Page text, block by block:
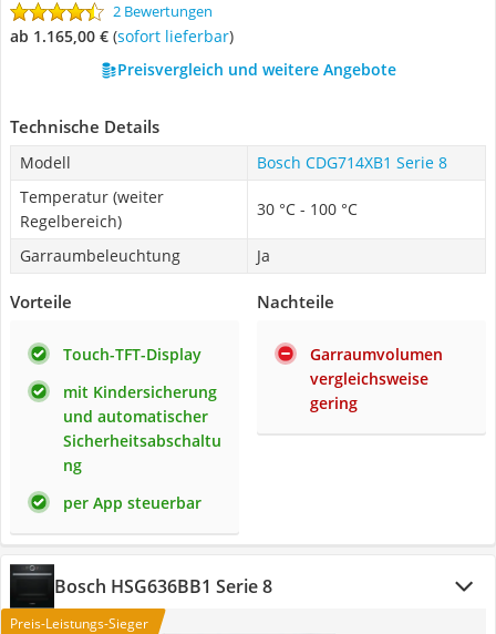
2 Bewertungen
ab 1.165,00 € ( Sofort lieferbar)
Preisvergleich und weitere Angebote
Technische Details
Modell
Bosch CDG714XB1 Serie 8
Temperatur (weiter
Regelbereich)
30 °C - 100 °C
Garraumbeleuchtung Ja
Vorteile
Touch-TFT-Display
mit Kindersicherung
und automatischer
Sicherheitsabschaltu
ng
per App steuerbar
Nachteile
Garraumvolumen
vergleichsweise
gering
Bosch HSG636BB1 Serie 8
Preis-Leistungs-Sieger